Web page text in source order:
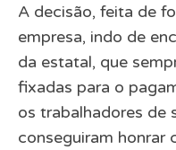
A decisão, feita de
empresa, indo de
da estatal, que
fixadas para o
os trabalhadores de
conseguiram honrar